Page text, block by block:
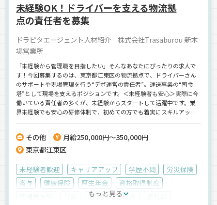
未経験OK！ドライバーを支える物流拠
点の責任者を募集
ドラピタエージェント人材紹介 株式会社Trasaburou 新木
場営業所
「未経験から管理職を目指したい」そんなあなたにぴったりの求人で
す！今回募集するのは、東京都江東区の物流拠点で、ドライバーさん
のサポートや現場管理を行う“デポ運営の責任者”。運送事業の“司令
塔”として現場を支えるポジションです。＜未経験者も安心＞実際に今
働いている責任者の多くが、未経験からスタートして活躍中です。業
界未経験でも安心の研修体制で、初めての方でも着実にスキルアップ
ら働けます。＜充実研修で成長＞最初は先輩が丁寧に仕事を教えま
す。3カ月かけて育てていきますので、未経験の方も安心して始められ
エージェントを通じてのご紹介になります！
その他
月給250,000円～350,000円
東京都江東区
未経験者歓迎 キャリアアップ 学歴不問
労災保険
賞与
健康保険 厚生年金
資格取得制度
昼 朝 夕方
もっと見る